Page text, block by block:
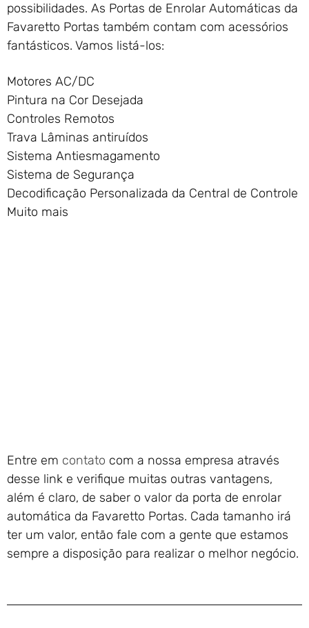
possibilidades. As Portas de Enrolar Automáticas da
Favaretto Portas também contam com acessórios
fantásticos. Vamos listá-los:
Motores AC/DC
Pintura na Cor Desejada
Controles Remotos
Trava Lâminas antiruídos
Sistema Antiesmagamento
Sistema de Segurança
Decodificação Personalizada da Central de Controle
Muito mais
Entre em contato com a nossa empresa através
desse link e verifique muitas outras vantagens,
além é claro, de saber o valor da porta de enrolar
automática da Favaretto Portas. Cada tamanho irá
ter um valor, então fale com a gente que estamos
sempre a disposição para realizar o melhor negócio.